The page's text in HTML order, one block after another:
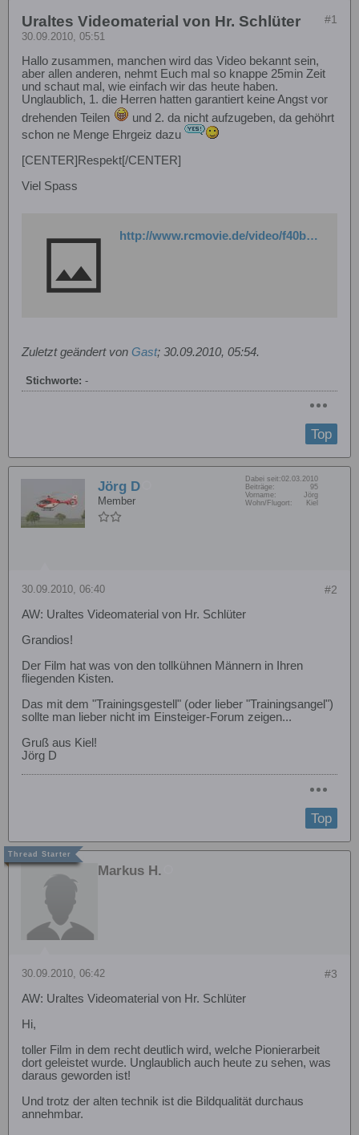
#1
Uraltes Videomaterial von Hr. Schlüter
30.09.2010, 05:51
Hallo zusammen, manchen wird das Video bekannt sein,
aber allen anderen, nehmt Euch mal so knappe 25min Zeit
und schaut mal, wie einfach wir das heute haben.
Unglaublich, 1. die Herren hatten garantiert keine Angst vor
drehenden Teilen
und 2. da nicht aufzugeben, da gehöhrt
schon ne Menge Ehrgeiz dazu
[CENTER]Respekt[/CENTER]
Viel Spass
http://www.rcmovie.de/video/f40b8f6decb2a7c365f9/Die-Geschichte-vom-Modellhubschrauber-Dieter-Schlueter
Zuletzt geändert von Gast; 30.09.2010, 05:54.
Stichworte: -
Top
Jörg D
Member
Dabei seit:02.03.2010
Beiträge:
95
Vorname:
Jörg
Wohn/Flugort:
Kiel
#2
30.09.2010, 06:40
AW: Uraltes Videomaterial von Hr. Schlüter
Grandios!
Der Film hat was von den tollkühnen Männern in Ihren
fliegenden Kisten.
Das mit dem "Trainingsgestell" (oder lieber "Trainingsangel")
sollte man lieber nicht im Einsteiger-Forum zeigen...
Gruß aus Kiel!
Jörg D
Top
Markus H.
#3
30.09.2010, 06:42
AW: Uraltes Videomaterial von Hr. Schlüter
Hi,
toller Film in dem recht deutlich wird, welche Pionierarbeit
dort geleistet wurde. Unglaublich auch heute zu sehen, was
daraus geworden ist!
Und trotz der alten technik ist die Bildqualität durchaus
annehmbar.